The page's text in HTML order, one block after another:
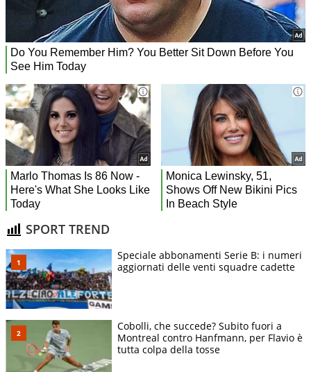
SPORT TREND
Speciale abbonamenti Serie B: i numeri
aggiornati delle venti squadre cadette
Cobolli, che succede? Subito fuori a
Montreal contro Hanfmann, per Flavio è
tutta colpa della tosse